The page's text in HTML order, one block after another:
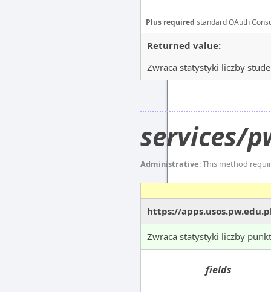
Plus required standard OAuth
Returned value:
Zwraca statystyki liczby
services/
Administrative: This method
https://
Zwraca statystyki liczby
fields